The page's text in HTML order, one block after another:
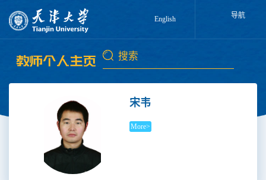
English 导航
宋韦
More>